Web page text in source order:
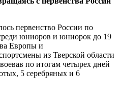
первенство России по
юниоров и юниорок до 19
Европы и
из Тверской области
по итогам четырех дней
5 серебряных и 6